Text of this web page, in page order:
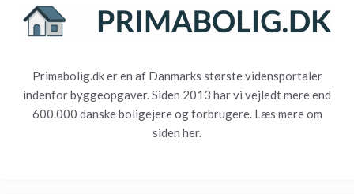
Primabolig.dk er en af Danmarks største vidensportaler
indenfor byggeopgaver. Siden 2013 har vi vejledt mere end
600.000 danske boligejere og forbrugere. Læs mere om
siden her.